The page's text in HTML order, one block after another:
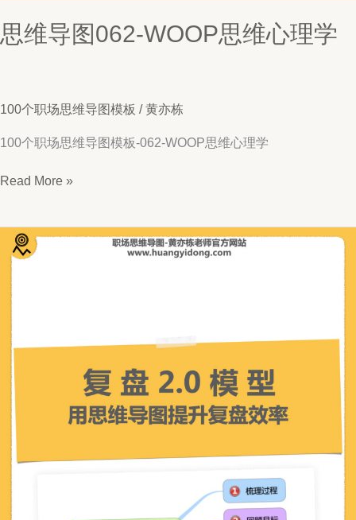
思维导图062-WOOP思维心理学
100个职场思维导图模板 /黄亦栋
100个职场思维导图模板-062-WOOP思维心理学
思
062-
WOOP
思
维
心
理
学
Read More »